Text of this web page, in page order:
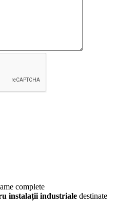
complete
instalații industriale destinate